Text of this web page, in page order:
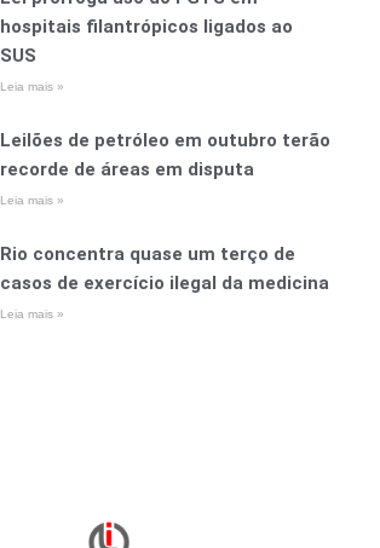
hospitais filantrópicos ligados ao
SUS
Leia mais »
Leilões de petróleo em outubro terão
recorde de áreas em disputa
Leia mais »
Rio concentra quase um terço de
casos de exercício ilegal da medicina
Leia mais »